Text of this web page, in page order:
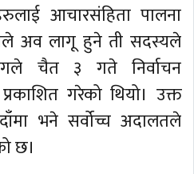
आचारसंहिता पालना
अव लागू हुने ती सदस्यले
चैत ३ गते निर्वाचन
गरेको थियो। उक्त
भने सर्वोच्च अदालतले
छ।